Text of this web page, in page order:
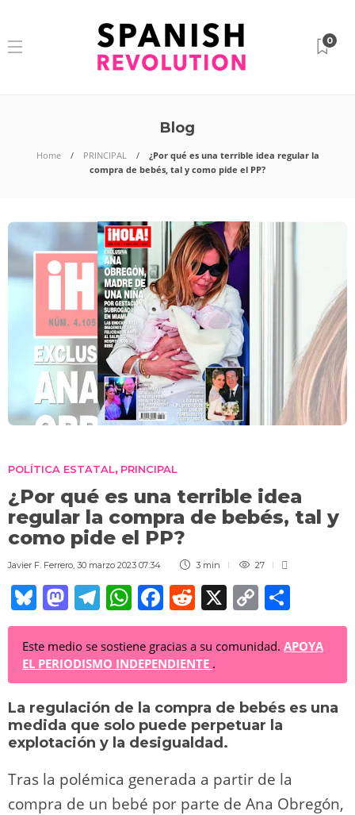
0
Blog
Home PRINCIPAL
¿Por qué es una terrible idea regular la
compra de bebés, tal y como pide el PP?
POLÍTICA ESTATAL, PRINCIPAL
¿Por qué es una terrible idea
regular la compra de bebés, tal y
como pide el PP?
Javier F. Ferrero 30 marzo 2023 07:34 3 min 27
Bl
u
e
sk
y
M
a
st
o
d
o
n
T
el
e
gr
a
m
W
h
at
s
A
p
p
F
a
c
e
b
o
o
k
R
e
d
di
t
X C
o
p
Li
n
o
m
ar
tir
Este medio se sostiene gracias a su comunidad. APOYA
EL PERIODISMO INDEPENDIENTE .
La regulación de la compra de bebés es una
medida que solo puede perpetuar la
explotación y la desigualdad.
Tras la polémica generada a partir de la
compra de un bebé por parte de Ana Obregón,